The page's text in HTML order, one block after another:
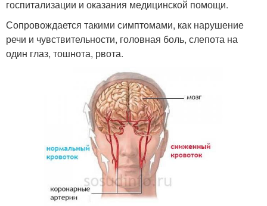
госпитализации и оказания медицинской помощи.
Сопровождается такими симптомами, как нарушение
речи и чувствительности, головная боль, слепота на
один глаз, тошнота, рвота.